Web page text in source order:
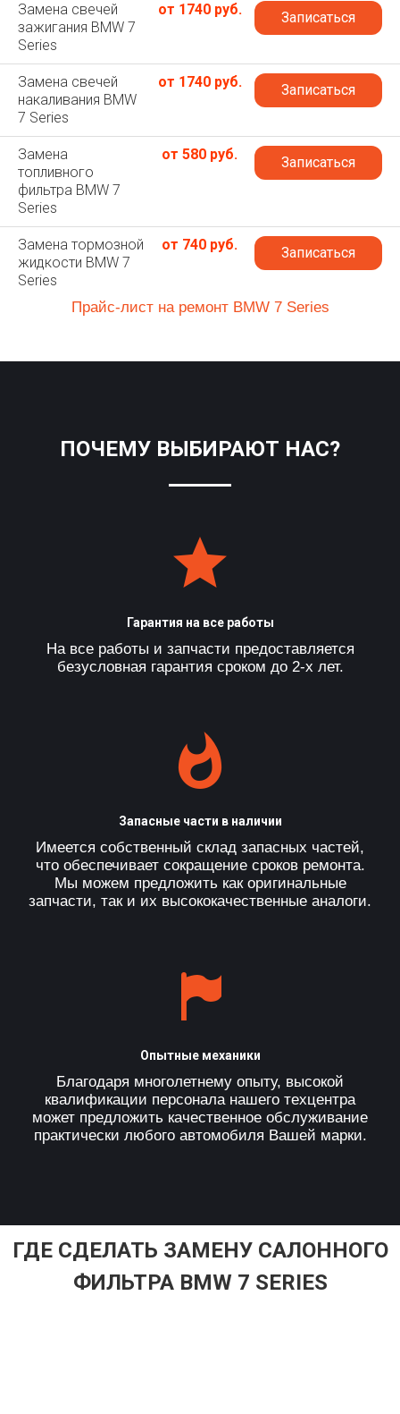
Замена свечей
зажигания BMW 7
Series
от 1740 руб. Записаться
Замена свечей
накаливания BMW
7 Series
от 1740 руб. Записаться
Замена
топливного
фильтра BMW 7
Series
от 580 руб. Записаться
Замена тормозной
жидкости BMW 7
Series
от 740 руб. Записаться
Прайс-лист на ремонт BMW 7 Series
ПОЧЕМУ ВЫБИРАЮТ НАС?
Гарантия на все работы
На все работы и запчасти предоставляется
безусловная гарантия сроком до 2-х лет.
Запасные части в наличии
Имеется собственный склад запасных частей,
что обеспечивает сокращение сроков ремонта.
Мы можем предложить как оригинальные
запчасти, так и их высококачественные аналоги.
Опытные механики
Благодаря многолетнему опыту, высокой
квалификации персонала нашего техцентра
может предложить качественное обслуживание
практически любого автомобиля Вашей марки.
ГДЕ СДЕЛАТЬ ЗАМЕНУ САЛОННОГО
ФИЛЬТРА BMW 7 SERIES